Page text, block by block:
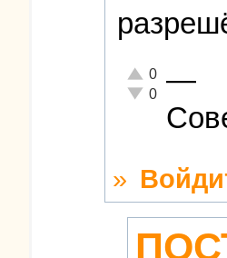
Отлично!
0
Неадекватно!
0 —
»